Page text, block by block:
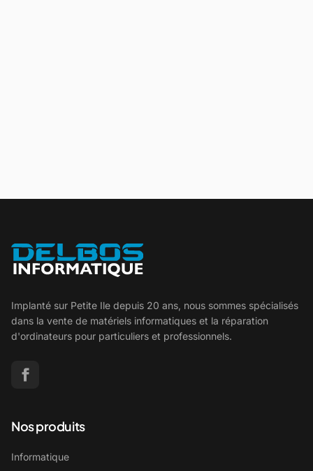
Implanté sur Petite Ile depuis 20 ans, nous sommes spécialisés
dans la vente de matériels informatiques et la réparation
d'ordinateurs pour particuliers et professionnels.
Nos produits
Informatique